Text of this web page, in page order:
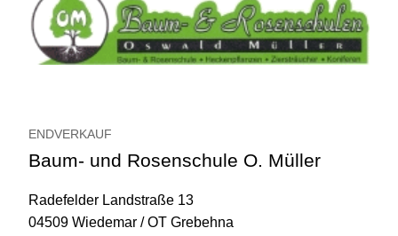
ENDVERKAUF
Baum- und Rosenschule O. Müller
Radefelder Landstraße 13
04509 Wiedemar / OT Grebehna